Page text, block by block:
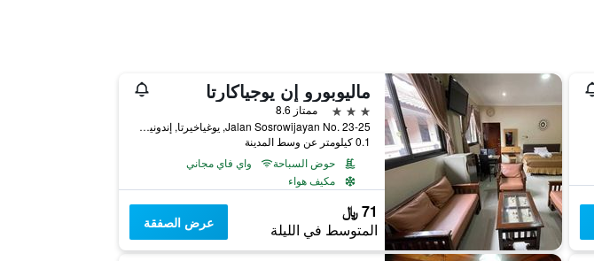
ماليوبورو إن يوجياكارتا
3 نجوم
ممتاز 8.6
Jalan Sosrowijayan No. 23-25, يوغياخيرتا, إندونيسيا
0.1 كيلومتر عن وسط المدينة
حوض السباحة
واي فاي مجاني
مكيف هواء
71 ﷼
المتوسط في الليلة عرض الصفقة